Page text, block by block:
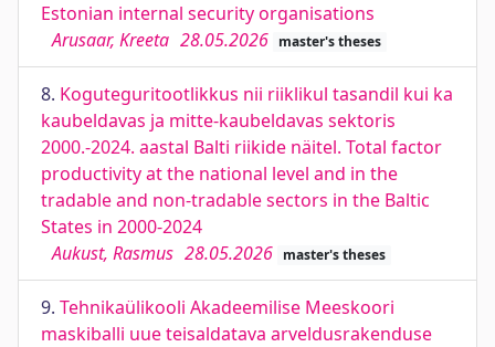
Estonian internal security organisations
Arusaar, Kreeta 28.05.2026 master's theses
8. Koguteguritootlikkus nii riiklikul tasandil kui ka
kaubeldavas ja mitte-kaubeldavas sektoris
2000.-2024. aastal Balti riikide näitel. Total factor
productivity at the national level and in the
tradable and non-tradable sectors in the Baltic
States in 2000-2024
Aukust, Rasmus 28.05.2026 master's theses
9. Tehnikaülikooli Akadeemilise Meeskoori
maskiballi uue teisaldatava arveldusrakenduse